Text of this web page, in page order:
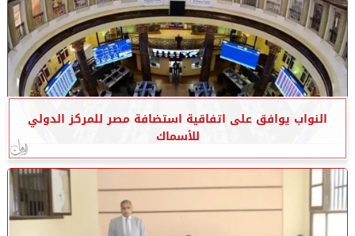
النواب يوافق على اتفاقية استضافة مصر للمركز الدولي
للأسماك